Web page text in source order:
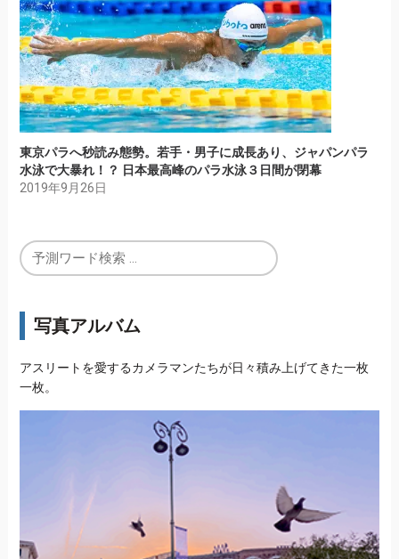
東京パラへ秒読み態勢。若手・男子に成長あり、ジャパンパラ
水泳で大暴れ！？ 日本最高峰のパラ水泳３日間が閉幕
2019年9月26日
写真アルバム
アスリートを愛するカメラマンたちが日々積み上げてきた一枚
一枚。